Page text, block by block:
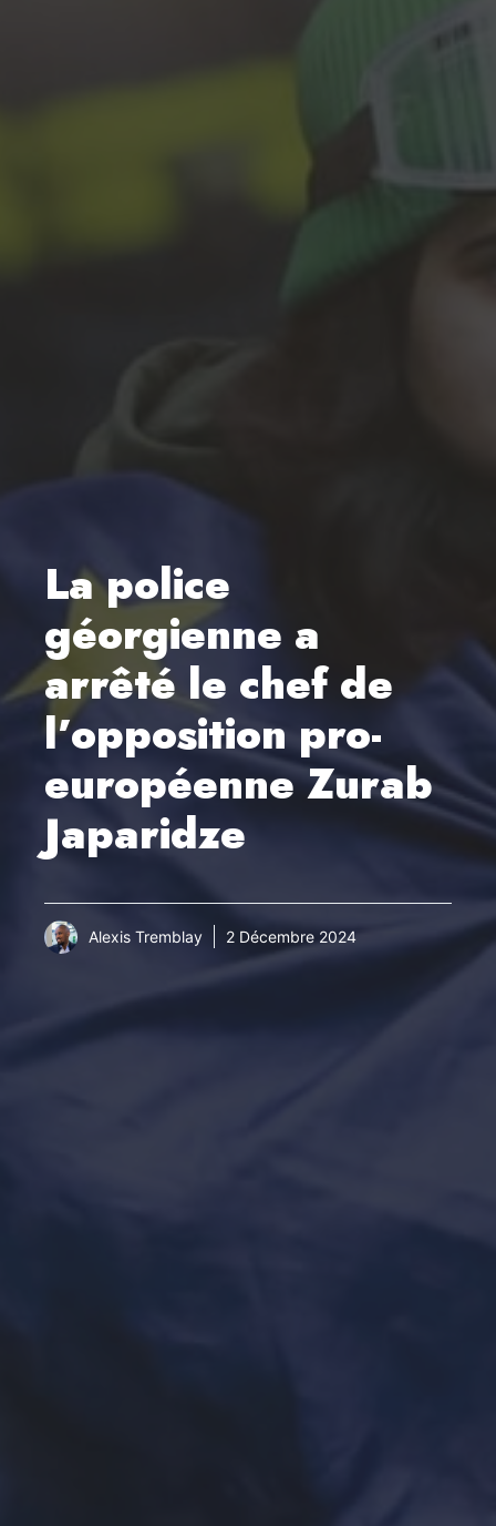
La police
géorgienne a
arrêté le chef de
l’opposition pro-
européenne Zurab
Japaridze
Alexis Tremblay 2 Décembre 2024